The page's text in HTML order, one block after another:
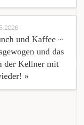
und Kaffee ~
und das
der Kellner mit
»